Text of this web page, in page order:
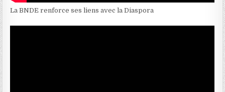
La BNDE renforce ses liens avec la Diaspora